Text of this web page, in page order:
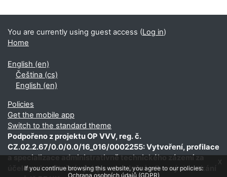
If you continue browsing this website, you agree to our policies:
Ochrana osobních údajů (GDPR)
x
Supplementary blocks
You are currently using guest access (Log in)
Home
English ‎(en)‎
Čeština ‎(cs)‎
English ‎(en)‎
Policies
Get the mobile app
Switch to the standard theme
Podpořeno z projektu OP VVV, reg. č.
CZ.02.2.67/0.0/0.0/16_016/0002255: Vytvoření, profilace
a specializace administrativně technického zázemí za
účelem zkvalitnění výuky a usnadnění odborných setkání